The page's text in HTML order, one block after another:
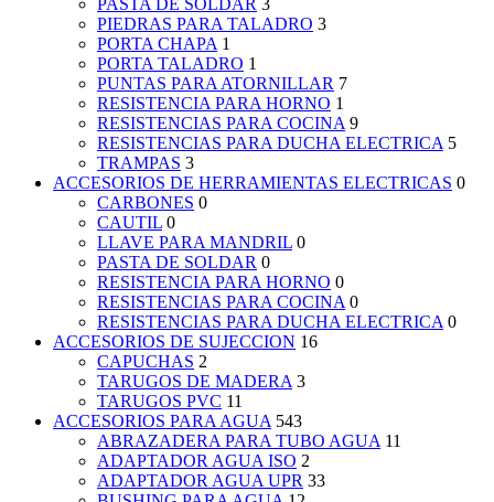
PASTA DE SOLDAR 3
PIEDRAS PARA TALADRO 3
PORTA CHAPA 1
PORTA TALADRO 1
PUNTAS PARA ATORNILLAR 7
RESISTENCIA PARA HORNO 1
RESISTENCIAS PARA COCINA 9
RESISTENCIAS PARA DUCHA ELECTRICA 5
TRAMPAS 3
ACCESORIOS DE HERRAMIENTAS ELECTRICAS 0
CARBONES 0
CAUTIL 0
LLAVE PARA MANDRIL 0
PASTA DE SOLDAR 0
RESISTENCIA PARA HORNO 0
RESISTENCIAS PARA COCINA 0
RESISTENCIAS PARA DUCHA ELECTRICA 0
ACCESORIOS DE SUJECCION 16
CAPUCHAS 2
TARUGOS DE MADERA 3
TARUGOS PVC 11
ACCESORIOS PARA AGUA 543
ABRAZADERA PARA TUBO AGUA 11
ADAPTADOR AGUA ISO 2
ADAPTADOR AGUA UPR 33